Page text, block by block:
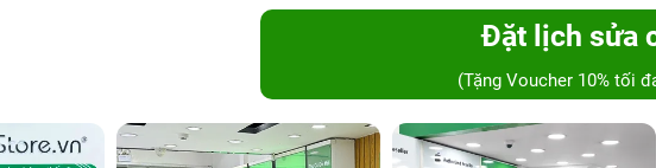
Đặt lịch sửa
(Tặng Voucher 10% tối